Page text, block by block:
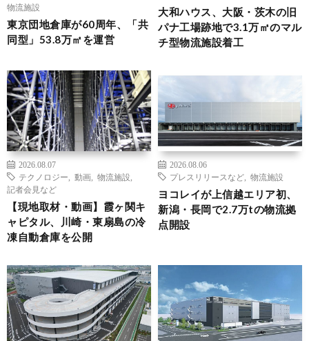
物流施設
東京団地倉庫が60周年、「共
同型」53.8万㎡を運営
大和ハウス、大阪・茨木の旧
パナ工場跡地で3.1万㎡のマル
チ型物流施設着工
2026.08.07
テクノロジー
動画 物流施設
記者会見など
【現地取材・動画】霞ヶ関キ
ャピタル、川崎・東扇島の冷
凍自動倉庫を公開
2026.08.06
プレスリリースなど
物流施設
ヨコレイが上信越エリア初、
新潟・長岡で2.7万tの物流拠
点開設